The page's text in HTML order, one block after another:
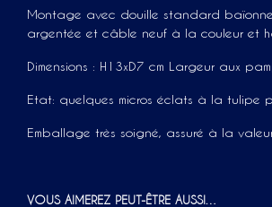
Montage avec douille standard
argentée et câble neuf à la couleur et
Dimensions : H13xD7 cm Largeur aux
Etat: quelques micros éclats à la tulipe
Emballage très soigné, assuré à la
VOUS AIMEREZ PEUT-ÊTRE AUSSI…